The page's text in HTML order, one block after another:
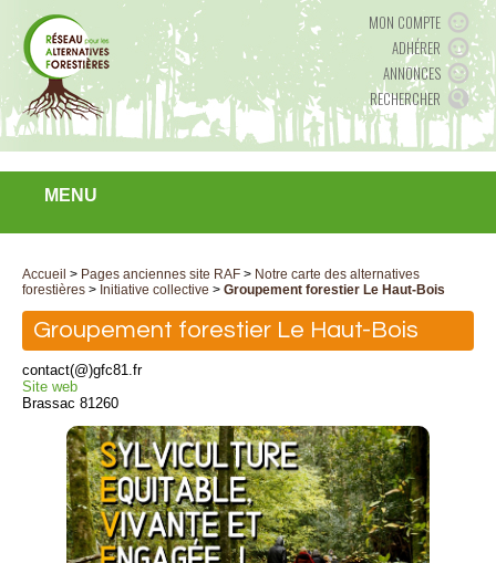
MON COMPTE
ADHÉRER
ANNONCES
RECHERCHER
MENU
Accueil > Pages anciennes site RAF > Notre carte des alternatives
forestières > Initiative collective > Groupement forestier Le Haut-Bois
Groupement forestier Le Haut-Bois
contact(@)gfc81.fr
Site web
Brassac 81260